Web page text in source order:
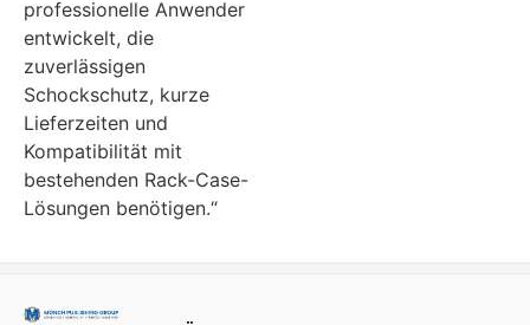
professionelle Anwender
entwickelt, die
zuverlässigen
Schockschutz, kurze
Lieferzeiten und
Kompatibilität mit
bestehenden Rack-Case-
Lösungen benötigen.“